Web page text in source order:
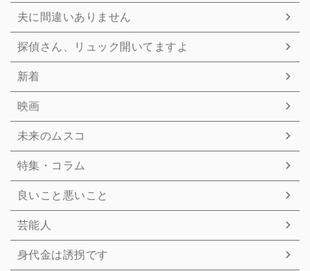
夫に間違いありません
探偵さん、リュック開いてますよ
新着
映画
未来のムスコ
特集・コラム
良いこと悪いこと
芸能人
身代金は誘拐です